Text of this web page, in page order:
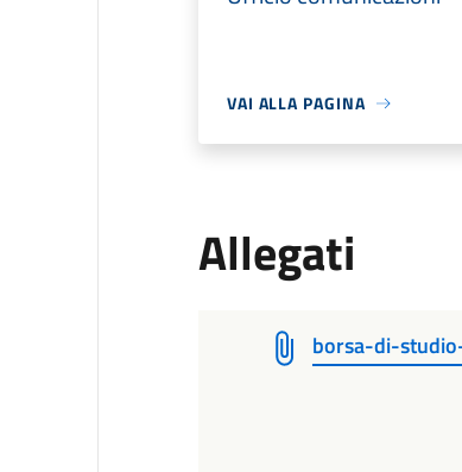
VAI ALLA PAGINA
Allegati
borsa-di-